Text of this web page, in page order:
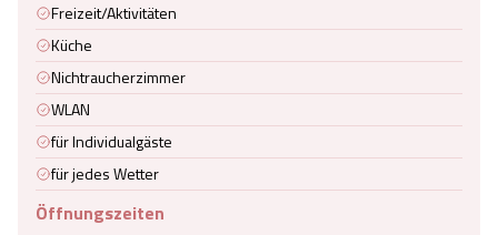
Freizeit/Aktivitäten
Küche
Nichtraucherzimmer
WLAN
für Individualgäste
für jedes Wetter
Öffnungszeiten